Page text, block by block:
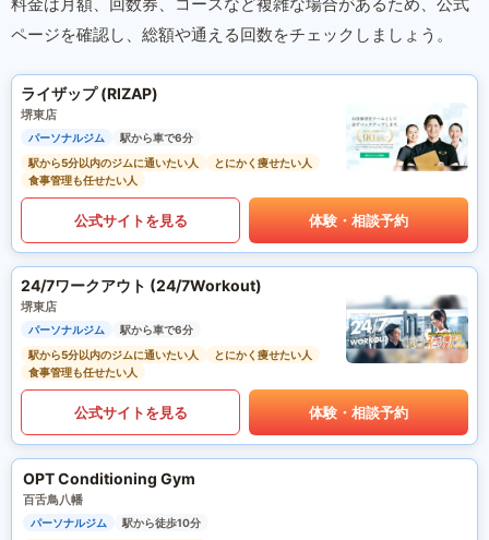
料金は月額、回数券、コースなど複雑な場合があるため、公式
ページを確認し、総額や通える回数をチェックしましょう。
ライザップ (RIZAP)
堺東店
パーソナルジム
駅から車で6分
駅から5分以内のジムに通いたい人
とにかく痩せたい人
食事管理も任せたい人
公式サイトを見る 体験・相談予約
24/7ワークアウト (24/7Workout)
堺東店
パーソナルジム
駅から車で6分
駅から5分以内のジムに通いたい人
とにかく痩せたい人
食事管理も任せたい人
公式サイトを見る 体験・相談予約
OPT Conditioning Gym
百舌鳥八幡
パーソナルジム
駅から徒歩10分